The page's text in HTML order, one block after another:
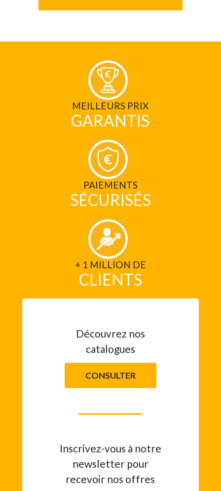
MEILLEURS PRIX
GARANTIS
PAIEMENTS
SÉCURISÉS
+ 1 MILLION DE
CLIENTS
Découvrez nos
catalogues
CONSULTER
Inscrivez-vous à notre
newsletter pour
recevoir nos offres